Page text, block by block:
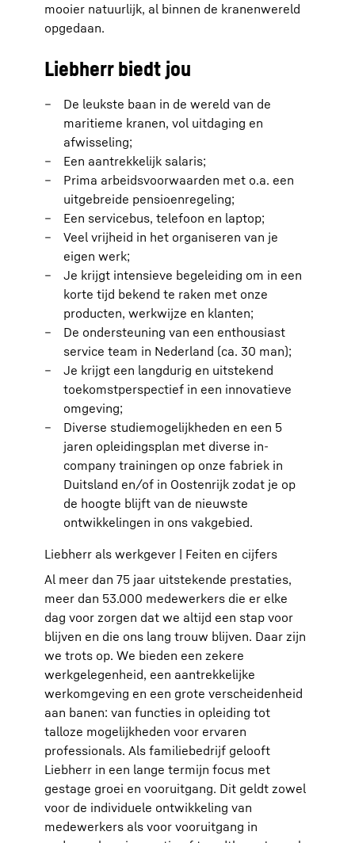
mooier natuurlijk, al binnen de kranenwereld
opgedaan.
Liebherr biedt jou
De leukste baan in de wereld van de
maritieme kranen, vol uitdaging en
afwisseling;
Een aantrekkelijk salaris;
Prima arbeidsvoorwaarden met o.a. een
uitgebreide pensioenregeling;
Een servicebus, telefoon en laptop;
Veel vrijheid in het organiseren van je
eigen werk;
Je krijgt intensieve begeleiding om in een
korte tijd bekend te raken met onze
producten, werkwijze en klanten;
De ondersteuning van een enthousiast
service team in Nederland (ca. 30 man);
Je krijgt een langdurig en uitstekend
toekomstperspectief in een innovatieve
omgeving;
Diverse studiemogelijkheden en een 5
jaren opleidingsplan met diverse in-
company trainingen op onze fabriek in
Duitsland en/of in Oostenrijk zodat je op
de hoogte blijft van de nieuwste
ontwikkelingen in ons vakgebied.
Liebherr als werkgever | Feiten en cijfers
Al meer dan 75 jaar uitstekende prestaties,
meer dan 53.000 medewerkers die er elke
dag voor zorgen dat we altijd een stap voor
blijven en die ons lang trouw blijven. Daar zijn
we trots op. We bieden een zekere
werkgelegenheid, een aantrekkelijke
werkomgeving en een grote verscheidenheid
aan banen: van functies in opleiding tot
talloze mogelijkheden voor ervaren
professionals. Als familiebedrijf gelooft
Liebherr in een lange termijn focus met
gestage groei en vooruitgang. Dit geldt zowel
voor de individuele ontwikkeling van
medewerkers als voor vooruitgang in